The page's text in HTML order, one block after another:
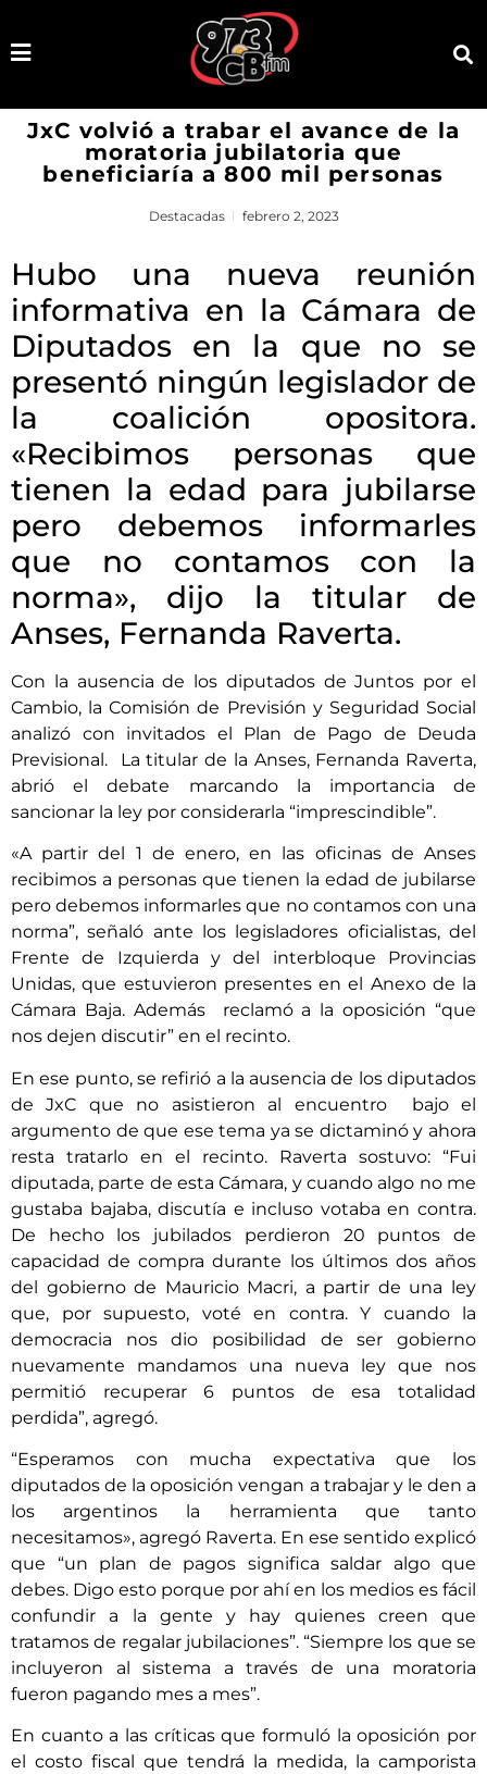
JxC volvió a trabar el avance de la
moratoria jubilatoria que
beneficiaría a 800 mil personas
Destacadas febrero 2, 2023
Hubo una nueva reunión
informativa en la Cámara de
Diputados en la que no se
presentó ningún legislador de
la coalición opositora.
«Recibimos personas que
tienen la edad para jubilarse
pero debemos informarles
que no contamos con la
norma», dijo la titular de
Anses, Fernanda Raverta.
Con la ausencia de los diputados de Juntos por el
Cambio, la Comisión de Previsión y Seguridad Social
analizó con invitados el Plan de Pago de Deuda
Previsional. La titular de la Anses, Fernanda Raverta,
abrió el debate marcando la importancia de
sancionar la ley por considerarla “imprescindible”.
«A partir del 1 de enero, en las oficinas de Anses
recibimos a personas que tienen la edad de jubilarse
pero debemos informarles que no contamos con una
norma”, señaló ante los legisladores oficialistas, del
Frente de Izquierda y del interbloque Provincias
Unidas, que estuvieron presentes en el Anexo de la
Cámara Baja. Además reclamó a la oposición “que
nos dejen discutir” en el recinto.
En ese punto, se refirió a la ausencia de los diputados
de JxC que no asistieron al encuentro bajo el
argumento de que ese tema ya se dictaminó y ahora
resta tratarlo en el recinto. Raverta sostuvo: “Fui
diputada, parte de esta Cámara, y cuando algo no me
gustaba bajaba, discutía e incluso votaba en contra.
De hecho los jubilados perdieron 20 puntos de
capacidad de compra durante los últimos dos años
del gobierno de Mauricio Macri, a partir de una ley
que, por supuesto, voté en contra. Y cuando la
democracia nos dio posibilidad de ser gobierno
nuevamente mandamos una nueva ley que nos
permitió recuperar 6 puntos de esa totalidad
perdida”, agregó.
“Esperamos con mucha expectativa que los
diputados de la oposición vengan a trabajar y le den a
los argentinos la herramienta que tanto
necesitamos», agregó Raverta. En ese sentido explicó
que “un plan de pagos significa saldar algo que
debes. Digo esto porque por ahí en los medios es fácil
confundir a la gente y hay quienes creen que
tratamos de regalar jubilaciones”. “Siempre los que se
incluyeron al sistema a través de una moratoria
fueron pagando mes a mes”.
En cuanto a las críticas que formuló la oposición por
el costo fiscal que tendrá la medida, la camporista